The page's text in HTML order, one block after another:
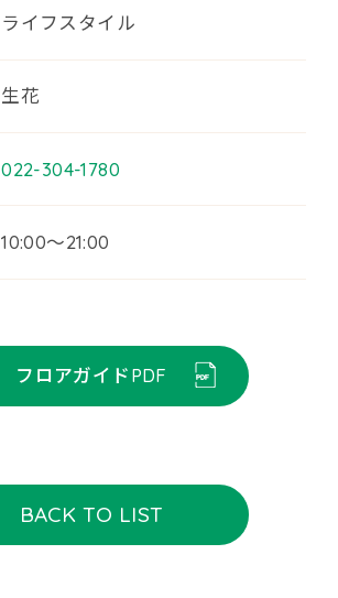
ライフスタイル
生花
022-304-1780
10:00～21:00
フロアガイドPDF
BACK TO LIST